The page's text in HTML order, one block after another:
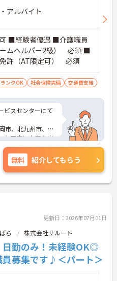
アルバイト
■経験者優遇 ■介護職員
ムヘルパー2級） 必須 ■
許（AT限定可） 必須
ンクOK 社会保険完備 交通費支給
ビスセンターにて
市、北九州市、広
山口市に支店を出
されている法人様
トも大切に出来ま
ントなど、さらに
にご相談くださ
無料 紹介してもらう
更新日：2026年07月01日
ら 株式会社サルート
日勤のみ！未経験OK◎
募集です♪＜パート＞